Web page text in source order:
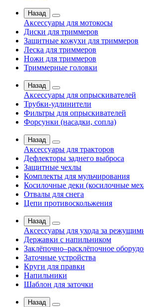
Назад
Аксессуары для мотокосы
Диски для триммеров
Защитные кожухи для триммеров
Леска для триммеров
Ножи для триммеров
Триммерные головки
Назад
Аксессуары для опрыскивателей
Трубки-удлинители
Фильтры для опрыскивателей
Форсунки (насадки, сопла)
Назад
Аксессуары для тракторов
Дефлекторы заднего выброса
Защитные чехлы
Комплекты для мульчирования
Косилочные деки (косилочные
Отвалы для снега
Цепи противоскольжения
Назад
Аксессуары для ухода за
Державки с напильником
Заклёпочно–расклёпочное
Заточные устройства
Круги для правки
Напильники
Шаблон для заточки
Назад